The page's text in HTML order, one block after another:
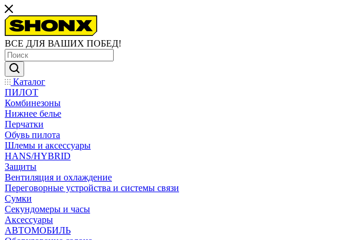
ВСЕ ДЛЯ ВАШИХ ПОБЕД!
Каталог
ПИЛОТ
Комбинезоны
Нижнее белье
Перчатки
Обувь пилота
Шлемы и аксессуары
HANS/HYBRID
Защиты
Вентиляция и охлаждение
Переговорные устройства и системы связи
Сумки
Секундомеры и часы
Аксессуары
АВТОМОБИЛЬ